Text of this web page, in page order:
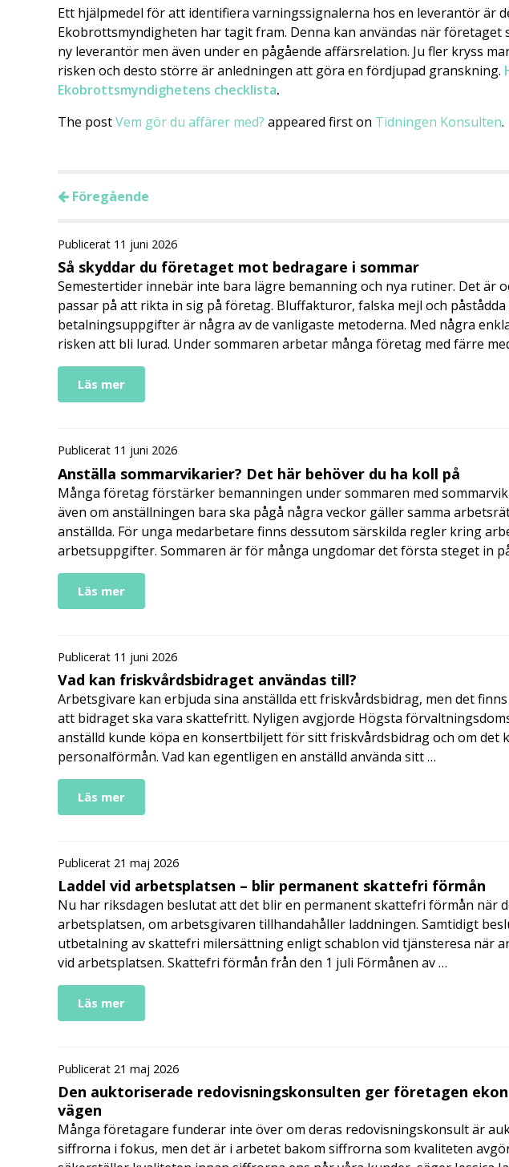
Ett hjälpmedel för att identifiera varningssignalerna hos en leverantör är
Ekobrottsmyndigheten har tagit fram. Denna kan användas när företaget
ny leverantör men även under en pågående affärsrelation. Ju fler kryss
risken och desto större är anledningen att göra en fördjupad granskning.
Ekobrottsmyndighetens checklista.
The postVem gör du affärer med? appeared first on Tidningen Konsulten.
Föregående
Publicerat 11 juni 2026
Så skyddar du företaget mot bedragare i sommar
Semestertider innebär inte bara lägre bemanning och nya rutiner. Det är
passar på att rikta in sig på företag. Bluffakturor, falska mejl och
betalningsuppgifter är några av de vanligaste metoderna. Med några
risken att bli lurad. Under sommaren arbetar många företag med färre
Läs mer
Publicerat 11 juni 2026
Anställa sommarvikarier? Det här behöver du ha koll på
Många företag förstärker bemanningen under sommaren med
även om anställningen bara ska pågå några veckor gäller samma
anställda. För unga medarbetare finns dessutom särskilda regler kring
arbetsuppgifter. Sommaren är för många ungdomar det första steget in
Läs mer
Publicerat 11 juni 2026
Vad kan friskvårdsbidraget användas till?
Arbetsgivare kan erbjuda sina anställda ett friskvårdsbidrag, men det
att bidraget ska vara skattefritt. Nyligen avgjorde Högsta
anställd kunde köpa en konsertbiljett för sitt friskvårdsbidrag och om det
personalförmån. Vad kan egentligen en anställd använda sitt …
Läs mer
Publicerat 21 maj 2026
Laddel vid arbetsplatsen – blir permanent skattefri förmån
Nu har riksdagen beslutat att det blir en permanent skattefri förmån när
arbetsplatsen, om arbetsgivaren tillhandahåller laddningen. Samtidigt
utbetalning av skattefri milersättning enligt schablon vid tjänsteresa när
vid arbetsplatsen. Skattefri förmån från den 1 juli Förmånen av …
Läs mer
Publicerat 21 maj 2026
Den auktoriserade redovisningskonsulten ger företagen
vägen
Många företagare funderar inte över om deras redovisningskonsult är
siffrorna i fokus, men det är i arbetet bakom siffrorna som kvaliteten